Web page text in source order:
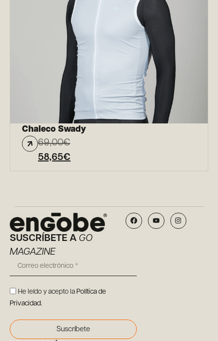
Chaleco Swady
69,00€
58,65€
SUSCRÍBETE A GO
MAGAZINE
He leído y acepto la Política de
Privacidad.
Suscríbete